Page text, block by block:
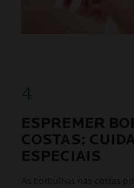
ESPREMER
COSTAS:
ESPECIAIS
As borbulhas nas costas